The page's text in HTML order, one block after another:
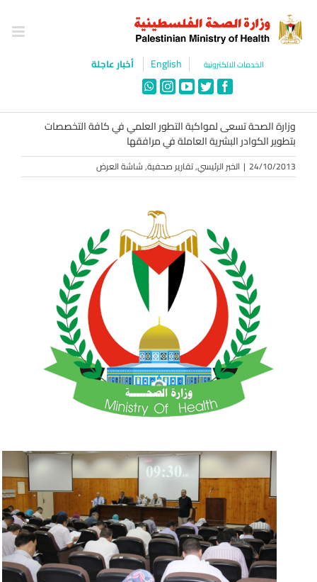
content
الخدمات الالكترونية English أخبار عاجلة
Facebook
Twitter
YouTube
Instagram
WhatsApp
وزارة الصحة تسعى لمواكبة التطور العلمي في كافة التخصصات
بتطوير الكوادر البشرية العاملة في مرافقها
24/10/2013
| الخبر الرئيسي,تقارير صحفية,شاشة العرض